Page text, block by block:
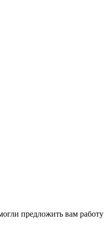
предложить вам работу